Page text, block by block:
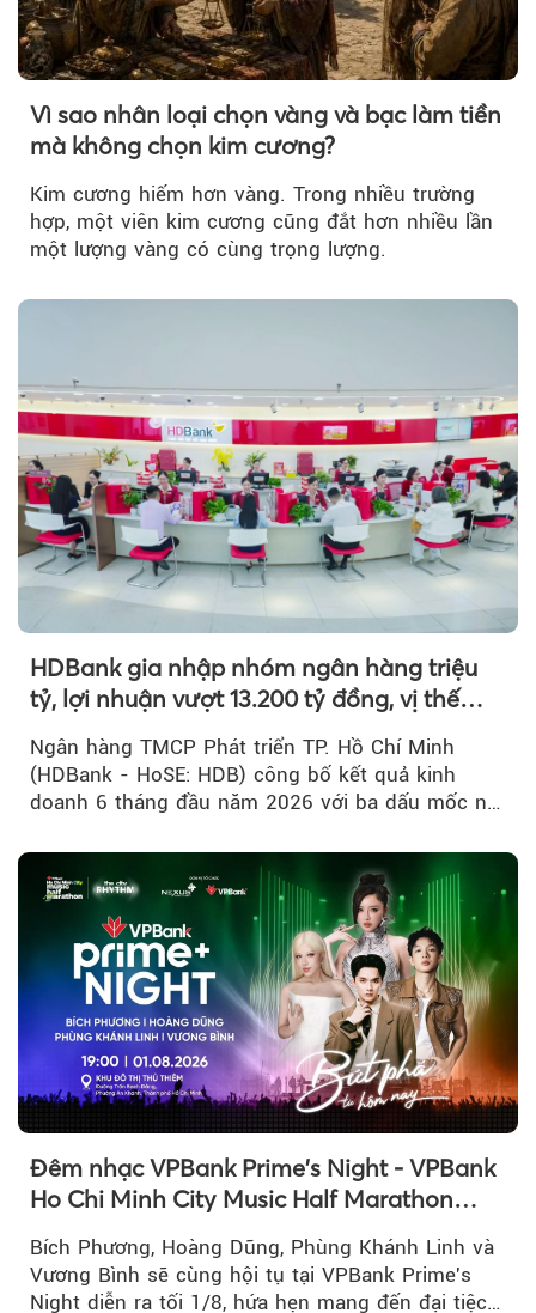
Vì sao nhân loại chọn vàng và bạc làm tiền
mà không chọn kim cương?
Kim cương hiếm hơn vàng. Trong nhiều trường
hợp, một viên kim cương cũng đắt hơn nhiều lần
một lượng vàng có cùng trọng lượng.
HDBank gia nhập nhóm ngân hàng triệu
tỷ, lợi nhuận vượt 13.200 tỷ đồng, vị thế
mới trên thị trường vốn quốc tế
Ngân hàng TMCP Phát triển TP. Hồ Chí Minh
(HDBank - HoSE: HDB) công bố kết quả kinh
doanh 6 tháng đầu năm 2026 với ba dấu mốc nổi
Đêm nhạc VPBank Prime's Night - VPBank
Ho Chi Minh City Music Half Marathon
Bích Phương, Hoàng Dũng, Phùng Khánh Linh và
Vương Bình sẽ cùng hội tụ tại VPBank Prime's
Night diễn ra tối 1/8, hứa hẹn mang đến đại tiệc